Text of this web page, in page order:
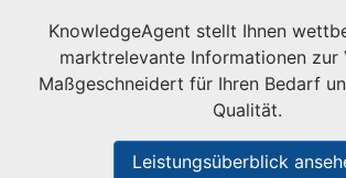
KnowledgeAgent stellt Ihnen
marktrelevante Informationen zur
Maßgeschneidert für Ihren Bedarf
Qualität.
Leistungsüberblick